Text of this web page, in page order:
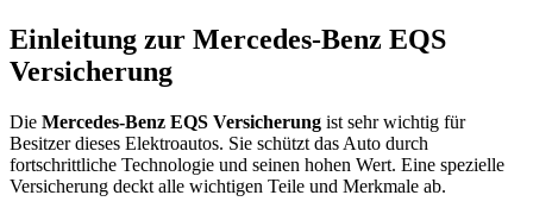
Einleitung zur Mercedes-Benz EQS
Versicherung
Die Mercedes-Benz EQS Versicherung ist sehr wichtig für
Besitzer dieses Elektroautos. Sie schützt das Auto durch
fortschrittliche Technologie und seinen hohen Wert. Eine spezielle
Versicherung deckt alle wichtigen Teile und Merkmale ab.